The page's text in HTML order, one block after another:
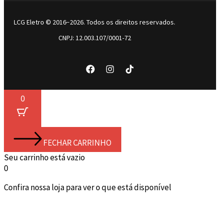
LCG Eletro © 2016−2026. Todos os direitos reservados.
CNPJ: 12.003.107/0001-72
0
FECHAR CARRINHO
Seu carrinho está vazio
0
Confira nossa loja para ver o que está disponível